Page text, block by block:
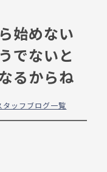
始めない
でないと
るからね
タッフブログ一覧